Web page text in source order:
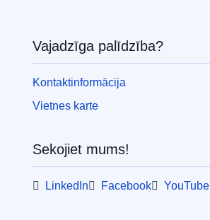
Vajadzīga palīdzība?
Kontaktinformācija
Vietnes karte
Sekojiet mums!
LinkedIn Facebook YouTube